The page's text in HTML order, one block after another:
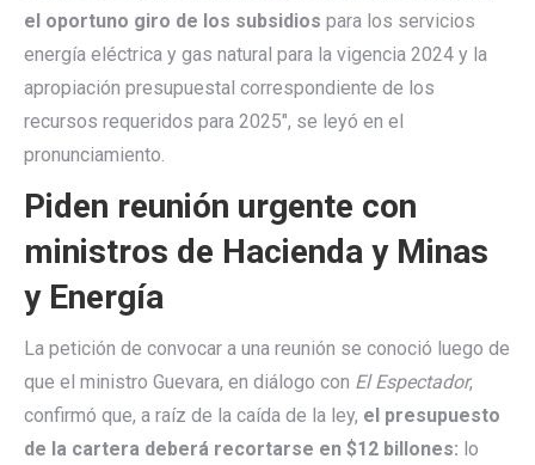
el oportuno giro de los subsidios para los servicios
energía eléctrica y gas natural para la vigencia 2024 y la
apropiación presupuestal correspondiente de los
recursos requeridos para 2025″, se leyó en el
pronunciamiento.
Piden reunión urgente con
ministros de Hacienda y Minas
y Energía
La petición de convocar a una reunión se conoció luego de
que el ministro Guevara, en diálogo con El Espectador,
confirmó que, a raíz de la caída de la ley, el presupuesto
de la cartera deberá recortarse en $12 billones: lo